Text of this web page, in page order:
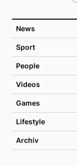
News
Sport
People
Videos
Games
Lifestyle
Archiv